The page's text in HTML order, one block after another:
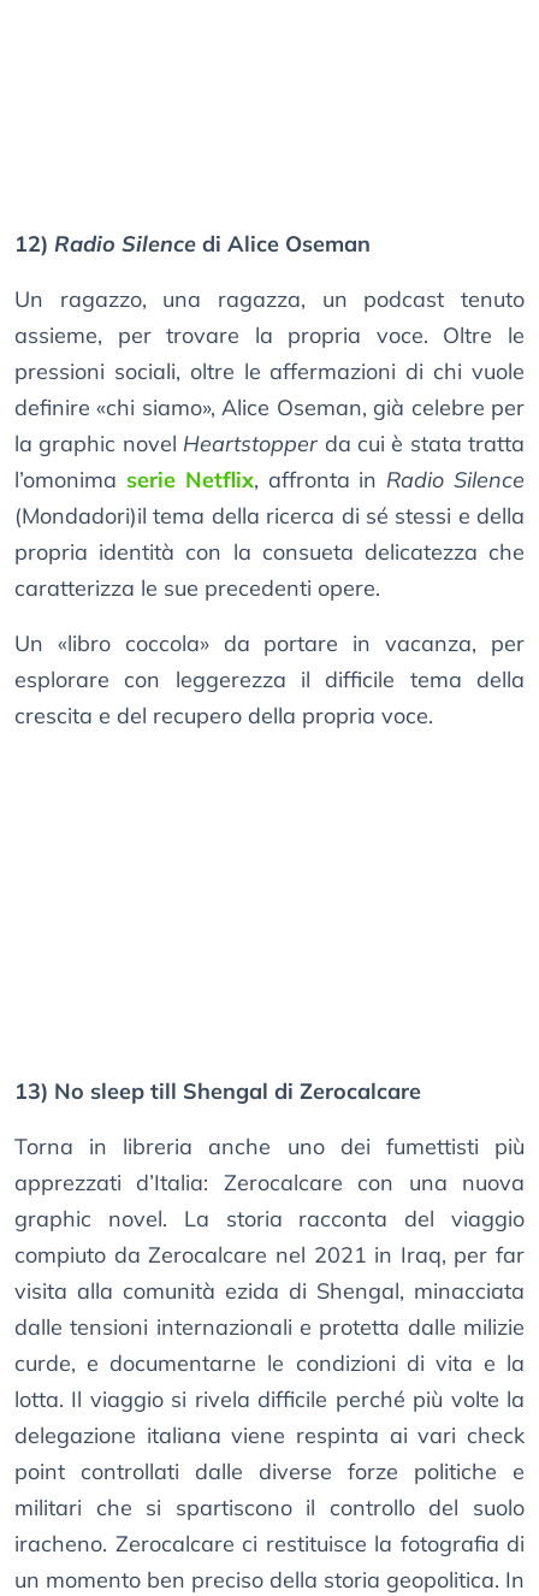
12) Radio Silence di Alice Oseman
Un ragazzo, una ragazza, un podcast tenuto
assieme, per trovare la propria voce. Oltre le
pressioni sociali, oltre le affermazioni di chi vuole
definire «chi siamo», Alice Oseman, già celebre per
la graphic novel Heartstopper da cui è stata tratta
l’omonima serie Netflix, affronta in Radio Silence
(Mondadori)il tema della ricerca di sé stessi e della
propria identità con la consueta delicatezza che
caratterizza le sue precedenti opere.
Un «libro coccola» da portare in vacanza, per
esplorare con leggerezza il difficile tema della
crescita e del recupero della propria voce.
13) No sleep till Shengal di Zerocalcare
Torna in libreria anche uno dei fumettisti più
apprezzati d’Italia: Zerocalcare con una nuova
graphic novel. La storia racconta del viaggio
compiuto da Zerocalcare nel 2021 in Iraq, per far
visita alla comunità ezida di Shengal, minacciata
dalle tensioni internazionali e protetta dalle milizie
curde, e documentarne le condizioni di vita e la
lotta. Il viaggio si rivela difficile perché più volte la
delegazione italiana viene respinta ai vari check
point controllati dalle diverse forze politiche e
militari che si spartiscono il controllo del suolo
iracheno. Zerocalcare ci restituisce la fotografia di
un momento ben preciso della storia geopolitica. In